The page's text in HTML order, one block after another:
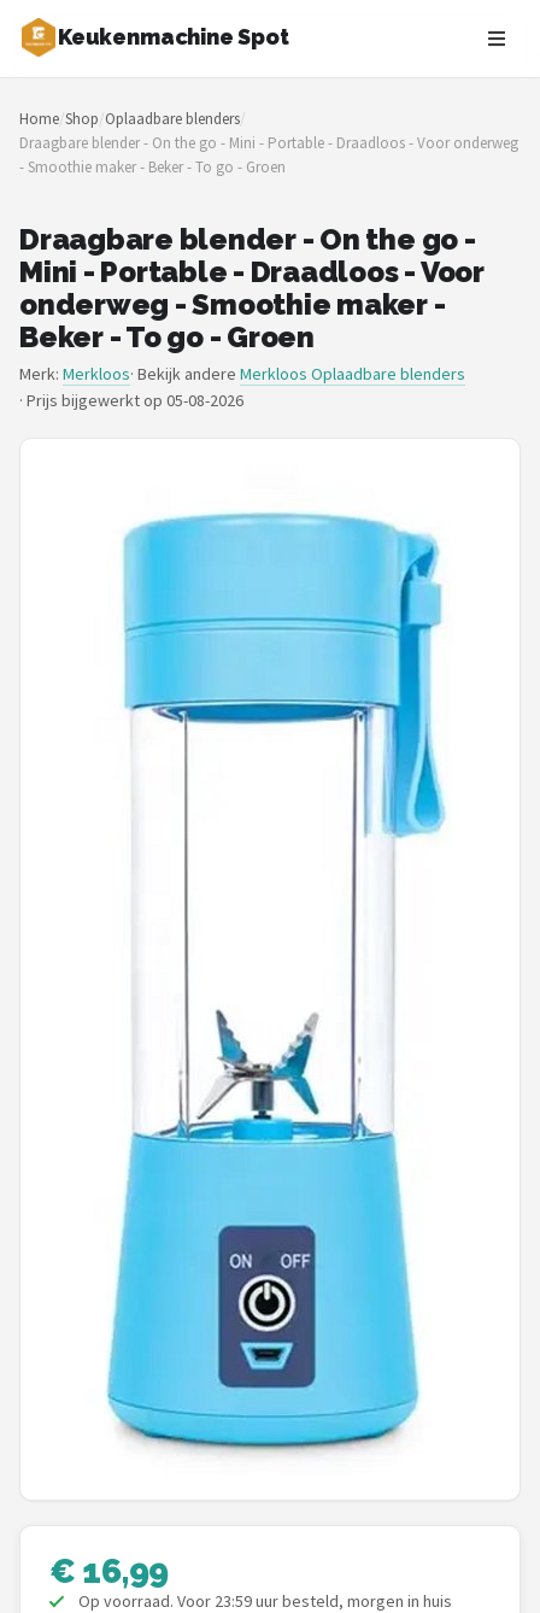
Keukenmachine Spot
Zoeken
NAVIGATIE
Shop
Merken
Blog
MasterChef
Restaurants
Staafmixers
Nutribullet
KitchenBrothers
Alle merken →
Home/Shop/Oplaadbare blenders/
Draagbare blender - On the go - Mini - Portable - Draadloos - Voor onderweg
- Smoothie maker - Beker - To go - Groen
Draagbare blender - On the go -
Mini - Portable - Draadloos - Voor
onderweg - Smoothie maker -
Beker - To go - Groen
Merk: Merkloos· Bekijk andere Merkloos Oplaadbare blenders
· Prijs bijgewerkt op 05-08-2026
€ 16,99
Op voorraad. Voor 23:59 uur besteld, morgen in huis